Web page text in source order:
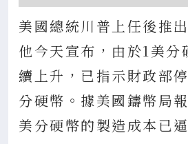
美國總統川普上任後推
他今天宣布，由於1美分
續上升，已指示財政部
分硬幣。據美國鑄幣局
美分硬幣的製造成本已